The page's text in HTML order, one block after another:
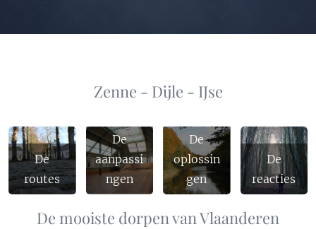
Zenne - Dijle - IJse
De
routes
De
aanpassi
ngen
De
oplossin
gen
De
reacties
De mooiste dorpen van Vlaanderen